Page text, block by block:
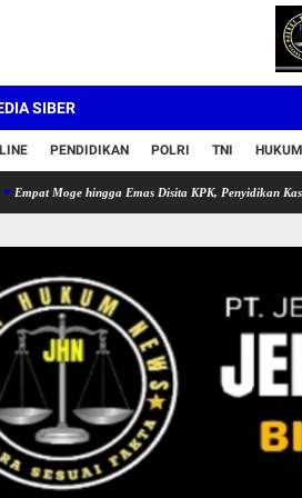
SIBER
PENDIDIKAN POLRI TNI
BAGI KORBAN PINJAMAN COVID-19 &